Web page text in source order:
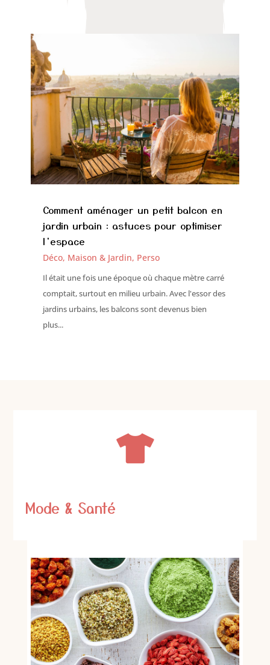
Comment aménager un petit balcon en
jardin urbain : astuces pour optimiser
l’espace
Déco, Maison & Jardin, Perso
Il était une fois une époque où chaque mètre carré
comptait, surtout en milieu urbain. Avec l'essor des
jardins urbains, les balcons sont devenus bien
plus...

Mode & Santé